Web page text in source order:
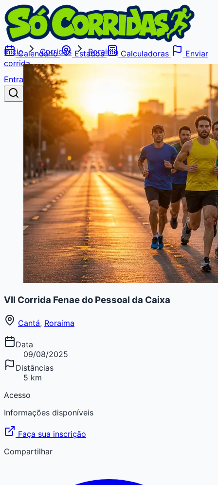
Calendário Estados Calculadoras
Enviar
corrida
Entrar
Buscar
Início Corridas Roraima
VII Corrida Fenae do Pessoal da Caixa
Cantá, Roraima
Data
09/08/2025
Distâncias
5 km
Acesso
Informações disponíveis
Faça sua inscrição
Compartilhar